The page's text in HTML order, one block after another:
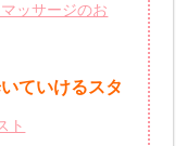
ッサージのお
ていけるスタ
ト